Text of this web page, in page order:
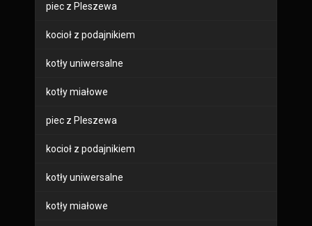
piec z Pleszewa
kocioł z podajnikiem
kotły uniwersalne
kotły miałowe
piec z Pleszewa
kocioł z podajnikiem
kotły uniwersalne
kotły miałowe